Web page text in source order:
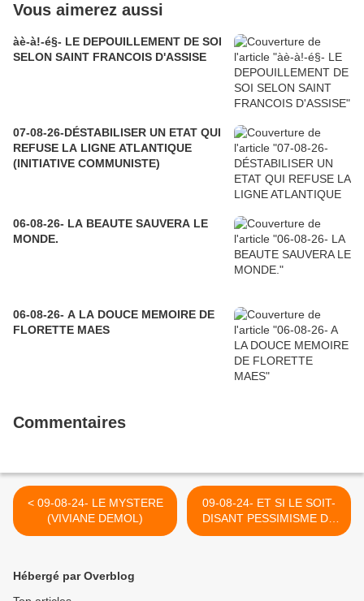
Vous aimerez aussi
àè-à!-é§- LE DEPOUILLEMENT DE SOI
SELON SAINT FRANCOIS D'ASSISE
07-08-26-DÉSTABILISER UN ETAT QUI
REFUSE LA LIGNE ATLANTIQUE
(INITIATIVE COMMUNISTE)
06-08-26- LA BEAUTE SAUVERA LE
MONDE.
06-08-26- A LA DOUCE MEMOIRE DE
FLORETTE MAES
Commentaires
< 09-08-24- LE MYSTERE
(VIVIANE DEMOL)
09-08-24- ET SI LE SOIT-
DISANT PESSIMISME DE
CIORAN N'ETAIT QU'UN
Hébergé par Overblog